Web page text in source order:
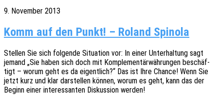
9. November 2013
Komm auf den Punkt! – Roland Spinola
Stel­len Sie sich folgen­de Situa­ti­on vor: In einer Unter­hal­tung sagt
jemand „Sie haben sich doch mit Komple­men­tär­wäh­run­gen beschäf­
tigt – worum geht es da eigent­lich?“ Das ist Ihre Chance! Wenn Sie
jetzt kurz und klar darstel­len können, worum es geht, kann das der
Beginn einer inter­es­san­ten Diskus­si­on werden!